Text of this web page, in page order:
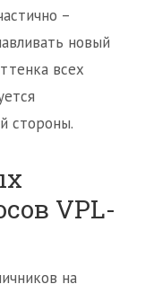
–
новый
всех
стороны.
VPL-
на